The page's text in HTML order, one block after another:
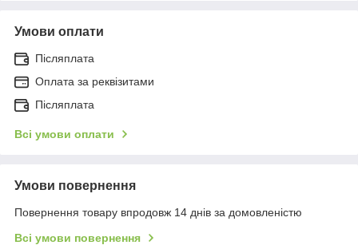
Умови оплати
Післяплата
Оплата за реквізитами
Післяплата
Всі умови оплати
Умови повернення
Повернення товару впродовж 14 днів за домовленістю
Всі умови повернення